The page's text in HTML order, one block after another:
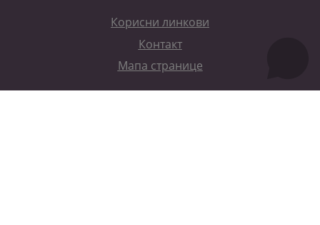
Корисни линкови
Контакт
Мапа странице